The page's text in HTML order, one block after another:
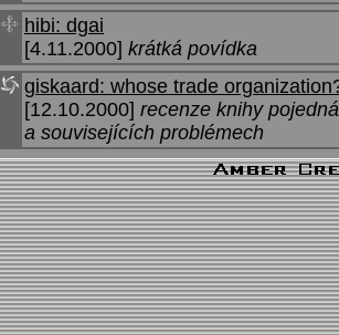
hibi: dgai
[4.11.2000] krátká povídka
giskaard: whose trade
[12.10.2000] recenze knihy
a souvisejících problémech